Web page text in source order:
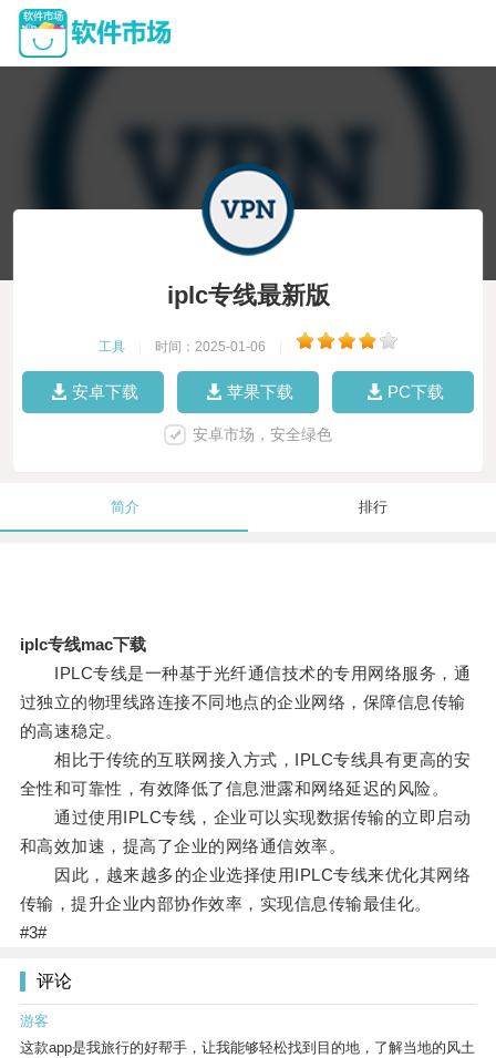
iplc专线最新版
工具 时间：2025-01-06
安卓下载 苹果下载 PC下载
安卓市场，安全绿色
简介 排行
iplc专线mac下载
IPLC专线是一种基于光纤通信技术的专用网络服务，通
过独立的物理线路连接不同地点的企业网络，保障信息传输
的高速稳定。
相比于传统的互联网接入方式，IPLC专线具有更高的安
全性和可靠性，有效降低了信息泄露和网络延迟的风险。
通过使用IPLC专线，企业可以实现数据传输的立即启动
和高效加速，提高了企业的网络通信效率。
因此，越来越多的企业选择使用IPLC专线来优化其网络
传输，提升企业内部协作效率，实现信息传输最佳化。
#3#
评论
游客
这款app是我旅行的好帮手，让我能够轻松找到目的地，了解当地的风土